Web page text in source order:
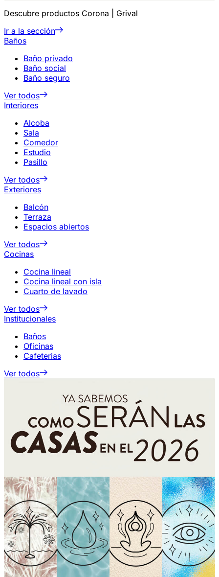
Descubre productos Corona | Grival
Ir a la sección
Baños
Baño privado
Baño social
Baño seguro
Ver todos
Interiores
Alcoba
Sala
Comedor
Estudio
Pasillo
Ver todos
Exteriores
Balcón
Terraza
Espacios abiertos
Ver todos
Cocinas
Cocina lineal
Cocina lineal con isla
Cuarto de lavado
Ver todos
Institucionales
Baños
Oficinas
Cafeterias
Ver todos